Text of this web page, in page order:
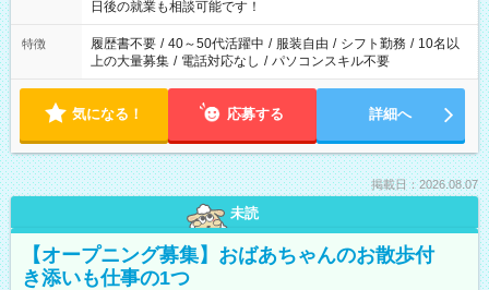
の方へ 今ご覧のお仕事で希望する勤務時間と、もう1つのお仕事
の勤務時間。 合計で週40時間を超える場合は応募できません。
日後の就業も相談可能です！
特徴 履歴書不要 / 40～50代活躍中 / 服装自由 / シフト勤務 / 10名以
上の大量募集 / 電話対応なし / パソコンスキル不要
気になる！ 応募する 詳細へ
掲載日：2026.08.07
未読
【オープニング募集】おばあちゃんのお散歩付
き添いも仕事の1つ